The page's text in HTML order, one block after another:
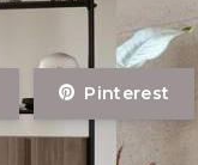
Pinterest